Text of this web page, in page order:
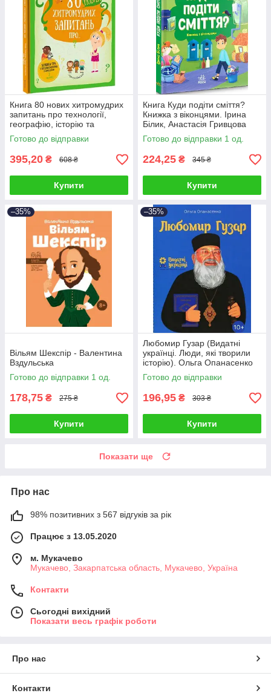
Книга 80 нових хитромудрих
запитань про технології,
географію, історію та
суспільство. Павло Ганачков
Готово до відправки
395,20 ₴ 608 ₴
Купити
Книга Куди подіти сміття?
Книжка з віконцями. Ірина
Білик, Анастасія Гривцова
Готово до відправки 1 од.
224,25 ₴ 345 ₴
Купити
–35%
Вільям Шекспір - Валентина
Вздульська
Готово до відправки 1 од.
178,75 ₴ 275 ₴
Купити
–35%
Любомир Гузар (Видатні
українці. Люди, які творили
історію). Ольга Опанасенко
Готово до відправки
196,95 ₴ 303 ₴
Купити
Показати ще
Про нас
98% позитивних з 567 відгуків за рік
Працює з 13.05.2020
м. Мукачево
Мукачево, Закарпатська область, Мукачево, Україна
Контакти
Сьогодні вихідний
Показати весь графік роботи
Про нас
Контакти